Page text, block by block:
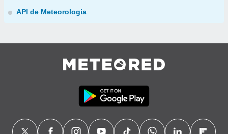
API de Meteorologia